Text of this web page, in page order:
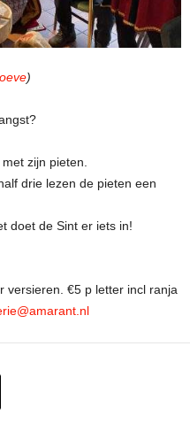
)
zijn pieten.
drie lezen de pieten een
doet de Sint er iets in!
versieren. €5 p letter incl ranja